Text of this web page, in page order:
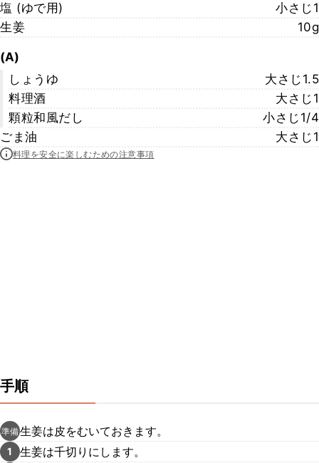
塩 (ゆで用)
小さじ1
生姜
10g
(A)
しょうゆ
大さじ1.5
料理酒
大さじ1
顆粒和風だし
小さじ1/4
ごま油
大さじ1
料理を安全に楽しむための注意事項
手順
準備生姜は皮をむいておきます。
1 生姜は千切りにします。